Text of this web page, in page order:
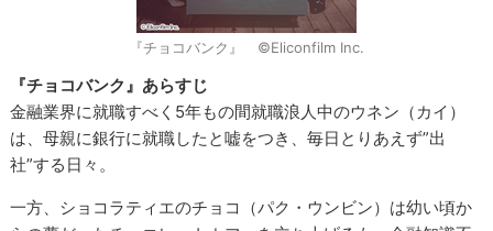
『チョコバンク』 ©Eliconfilm Inc.
『チョコバンク』あらすじ
金融業界に就職すべく5年もの間就職浪人中のウネン（カイ）
は、母親に銀行に就職したと嘘をつき、毎日とりあえず”出
社”する日々。
一方、ショコラティエのチョコ（パク・ウンビン）は幼い頃か